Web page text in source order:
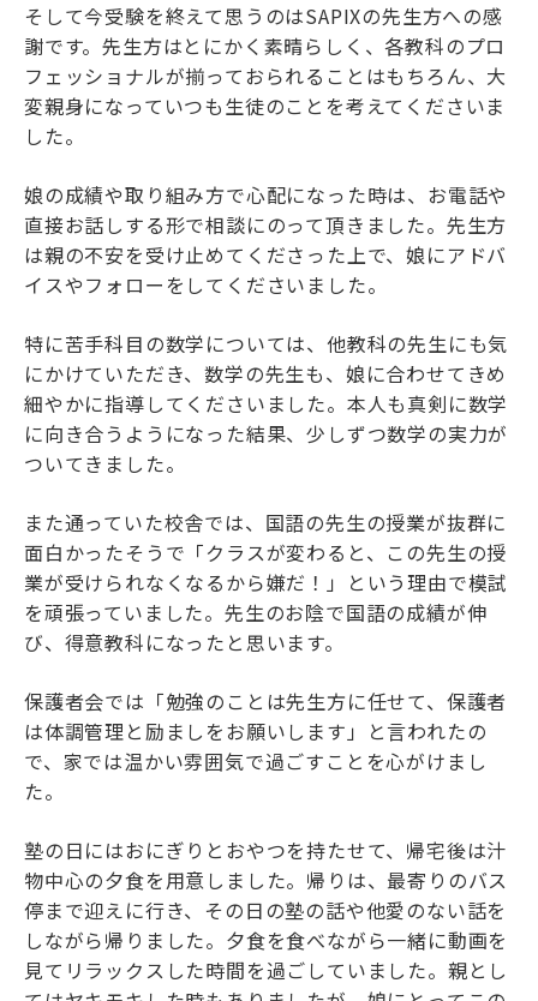
SAPIX中学部公式SNS
そして今受験を終えて思うのはSAPIXの先生方への感
謝です。先生方はとにかく素晴らしく、各教科のプロ
フェッショナルが揃っておられることはもちろん、大
変親身になっていつも生徒のことを考えてくださいま
した。
娘の成績や取り組み方で心配になった時は、お電話や
直接お話しする形で相談にのって頂きました。先生方
は親の不安を受け止めてくださった上で、娘にアドバ
イスやフォローをしてくださいました。
特に苦手科目の数学については、他教科の先生にも気
にかけていただき、数学の先生も、娘に合わせてきめ
細やかに指導してくださいました。本人も真剣に数学
に向き合うようになった結果、少しずつ数学の実力が
ついてきました。
また通っていた校舎では、国語の先生の授業が抜群に
面白かったそうで「クラスが変わると、この先生の授
業が受けられなくなるから嫌だ！」という理由で模試
を頑張っていました。先生のお陰で国語の成績が伸
び、得意教科になったと思います。
保護者会では「勉強のことは先生方に任せて、保護者
は体調管理と励ましをお願いします」と言われたの
で、家では温かい雰囲気で過ごすことを心がけまし
た。
塾の日にはおにぎりとおやつを持たせて、帰宅後は汁
物中心の夕食を用意しました。帰りは、最寄りのバス
停まで迎えに行き、その日の塾の話や他愛のない話を
しながら帰りました。夕食を食べながら一緒に動画を
見てリラックスした時間を過ごしていました。親とし